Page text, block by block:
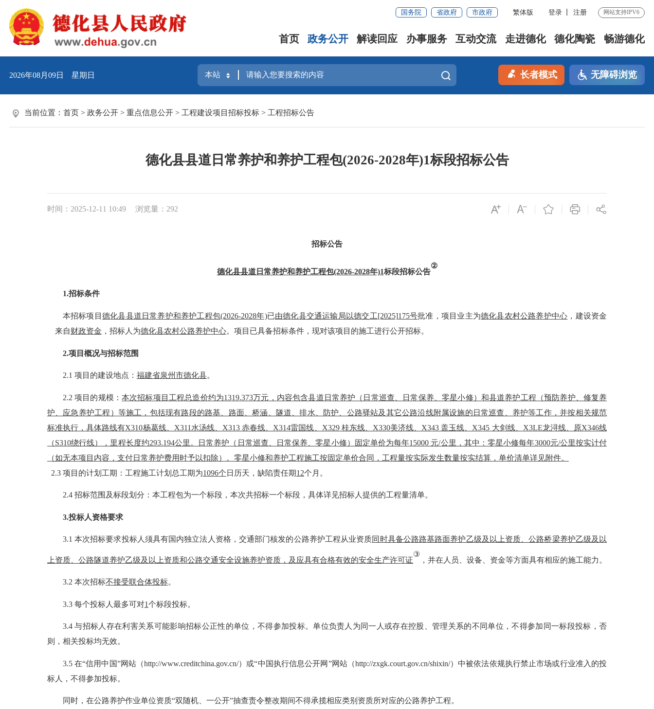
国务院 省政府 市政府 繁体版 登录 注册 网站支持IPV6
首页 政务公开 解读回应 办事服务 互动交流 走进德化 德化陶瓷 畅游德化
2026年08月09日 星期日 长者模式 无障碍浏览
当前位置： 首页 > 政务公开 > 重点信息公开 > 工程建设项目招标投标 > 工程招标公告
德化县县道日常养护和养护工程包(2026-2028年)1标段招标公告
时间：2025-12-11 10:49 浏览量： 292
招标公告
德化县县道日常养护和养护工程包(2026-2028年)1标段招标公告
②
1.招标条件
本招标项目 德化县县道日常养护和养护工程包(2026-2028年)已由德化县交通运输局 以德交工[2025]175号批准，项目业主为德化县农村公路养护中心 ，建设资金
来自财政资金 ，招标人为德化县农村公路养护中心。项目已具备招标条件，现对该项目的施工进行公开招标。
2.项目概况与招标范围
2.1 项目的建设地点： 福建省泉州市德化县。
2.2 项目的规模： 本次招标项目工程总造价约为1319.373万元 ， 内容包含县道日常养护（日常巡查、日常保养、零星小修）和县道养护工程（预防养护、修复养
护、应急养护工程）等施工，包括现有路段的路基、路面、桥涵、隧道、排水、防护、公路驿站及其它公路沿线附属设施的日常巡查、养护等工作，并按相关规范
标准执行，具体路线有X310杨葛线、X311水汤线、X313 赤春线、X314雷国线、X329 桂东线、X330美济线、X343 盖玉线、X345 大剑线、X3LE龙浔线、原X346线
（S310绕行线），里程长度约293.194公里。日常养护（日常巡查、日常保养、零星小修）固定单价为每年15000 元/公里，其中：零星小修每年3000元/公里按实计付
（如无本项目内容，支付日常养护费用时予以扣除）。零星小修和养护工程施工按固定单价合同，工程量按实际发生数量按实结算，单价清单详见附件。
2.3 项目的计划工期：工程施工计划总工期为1096个 日历天 ，缺陷责任期12个月。
2.4 招标范围及标段划分： 本工程包为一个标段，本次共招标一个标段，具体详见招标人提供的工程量清单。
3.投标人资格要求
3.1 本次招标要求投标人须具有国内独立法人资格，交通部门核发的公路养护工程从业资质同时具备公路路基路面养护乙级及以上资质、公路桥梁养护乙级及以
上资质、公路隧道养护乙级及以上资质和公路交通安全设施养护资质， 及应具有合格有效的安全生产许可证
③
，并在人员、设备、资金等方面具有相应的施工能力。
3.2 本次招标不接受联合体投标。
3.3 每个投标人最多可对1个标段投标。
3.4 与招标人存在利害关系可能影响招标公正性的单位，不得参加投标。单位负责人为同一人或存在控股、管理关系的不同单位，不得参加同一标段投标，否
则，相关投标均无效。
3.5 在“信用中国”网站（http://www.creditchina.gov.cn/）或“中国执行信息公开网”网站（http://zxgk.court.gov.cn/shixin/）中被依法依规执行禁止市场或行业准入的投
标人，不得参加投标。
同时，在公路养护作业单位资质“双随机、一公开”抽查责令整改期间不得承揽相应类别资质所对应的公路养护工程。